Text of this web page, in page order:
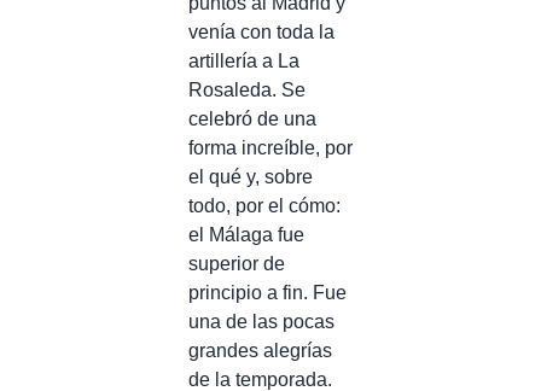
venía con toda la
artillería a La
Rosaleda. Se
celebró de una
forma increíble, por
el qué y, sobre
todo, por el cómo:
el Málaga fue
superior de
principio a fin. Fue
una de las pocas
grandes alegrías
de la temporada.